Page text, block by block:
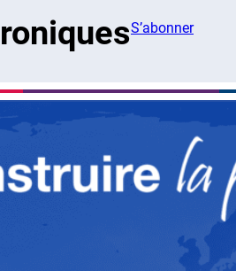
S’abonner